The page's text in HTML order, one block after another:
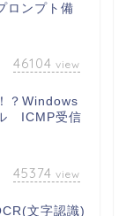
ロンプト備
46104 view
？Windows
ICMP受信
45374 view
文字認識)